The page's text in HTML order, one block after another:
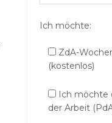
Ich möchte:
ZdA-
(kostenlos)
Ich möchte
der Arbeit